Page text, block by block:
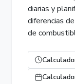
diarias y
diferencias
de